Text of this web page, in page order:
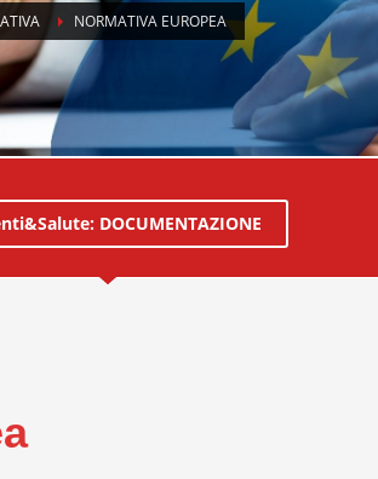
NORMATIVA EUROPEA
DOCUMENTAZIONE